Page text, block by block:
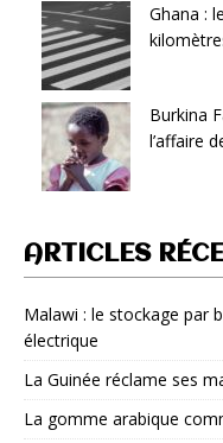
Ghana :
Burkina
l’affaire
ARTICLES
Malawi : le stockage par
électrique
La Guinée réclame ses
La gomme arabique